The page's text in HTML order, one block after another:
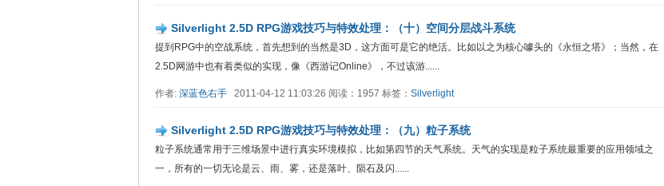
Silverlight 2.5D RPG游戏技巧与特效处理：（十）空间分层战斗系统
提到RPG中的空战系统，首先想到的当然是3D，这方面可是它的绝活。比如以之为核心噱头的《永恒之塔》；当然，在
2.5D网游中也有着类似的实现，像《西游记Online》，不过该游......
作者: 深蓝色右手 2011-04-12 11:03:26 阅读：1957 标签： Silverlight
Silverlight 2.5D RPG游戏技巧与特效处理：（九）粒子系统
粒子系统通常用于三维场景中进行真实环境模拟，比如第四节的天气系统。天气的实现是粒子系统最重要的应用领域之
一，所有的一切无论是云、雨、雾，还是落叶、陨石及闪......